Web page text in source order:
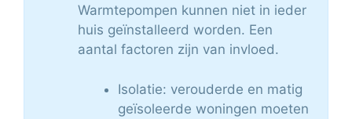
Warmtepompen kunnen niet in ieder
huis geïnstalleerd worden. Een
aantal factoren zijn van invloed.
Isolatie: verouderde en matig
geïsoleerde woningen moeten